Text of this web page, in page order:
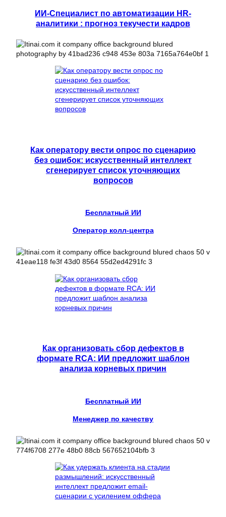
ИИ-Специалист по автоматизации HR-
аналитики : прогноз текучести кадров
Как оператору вести опрос по сценарию
без ошибок: искусственный интеллект
сгенерирует список уточняющих
вопросов
Бесплатный ИИ
Оператор колл-центра
Как организовать сбор дефектов в
формате RCA: ИИ предложит шаблон
анализа корневых причин
Бесплатный ИИ
Менеджер по качеству